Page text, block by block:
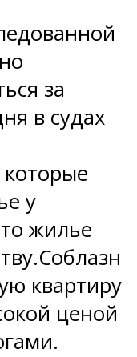
за
в судах
у
жилье
квартиру
ценой